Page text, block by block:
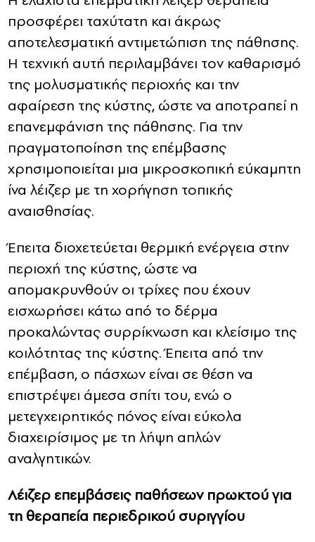
προσφέρει ταχύτατη και άκρως
αποτελεσματική αντιμετώπιση της πάθησης.
Η τεχνική αυτή περιλαμβάνει τον καθαρισμό
της μολυσματικής περιοχής και την
αφαίρεση της κύστης, ώστε να αποτραπεί η
επανεμφάνιση της πάθησης. Για την
πραγματοποίηση της επέμβασης
χρησιμοποιείται μια μικροσκοπική εύκαμπτη
ίνα λέιζερ με τη χορήγηση τοπικής
αναισθησίας.
Έπειτα διοχετεύεται θερμική ενέργεια στην
περιοχή της κύστης, ώστε να
απομακρυνθούν οι τρίχες που έχουν
εισχωρήσει κάτω από το δέρμα
προκαλώντας συρρίκνωση και κλείσιμο της
κοιλότητας της κύστης. Έπειτα από την
επέμβαση, ο πάσχων είναι σε θέση να
επιστρέψει άμεσα σπίτι του, ενώ ο
μετεγχειρητικός πόνος είναι εύκολα
διαχειρίσιμος με τη λήψη απλών
αναλγητικών.
Λέιζερ επεμβάσεις παθήσεων πρωκτού για
τη θεραπεία περιεδρικού συριγγίου